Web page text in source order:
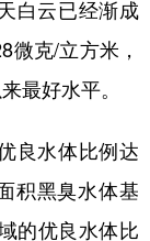
白云已经渐成
微克/立方米，
最好水平。
良水体比例达
积黑臭水体基
的优良水体比